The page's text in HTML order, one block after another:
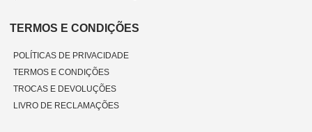
TERMOS E CONDIÇÕES
POLÍTICAS DE PRIVACIDADE
TERMOS E CONDIÇÕES
TROCAS E DEVOLUÇÕES
LIVRO DE RECLAMAÇÕES